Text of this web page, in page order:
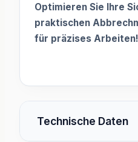
Optimieren Sie Ihre
praktischen
für präzises Arbeiten!
Technische Daten